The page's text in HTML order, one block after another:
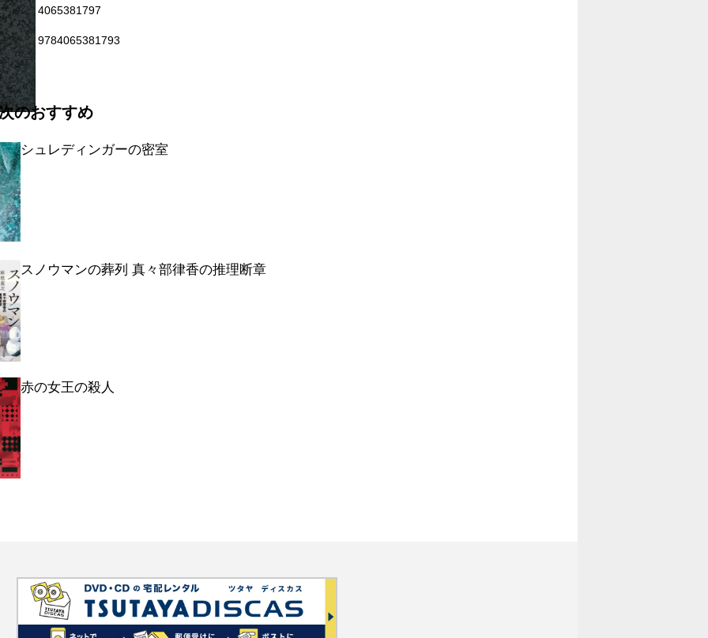
4065381797
9784065381793
のおすすめ
シュレディンガーの密室
スノウマンの葬列 真々部律香の推理断章
赤の女王の殺人